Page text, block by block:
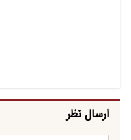
ارسال نظر